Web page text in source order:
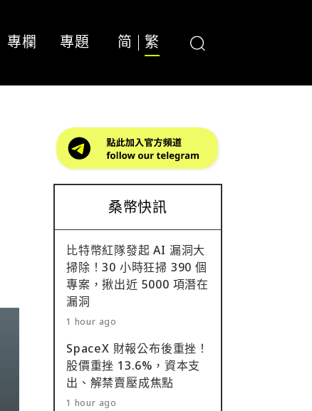
專欄 專題 简 繁
桑幣快訊
比特幣紅隊發起 AI 漏洞大
掃除！30 小時狂掃 390 個
專案，揪出近 5000 項潛在
漏洞
1 hour ago
SpaceX 財報公布後重挫！
股價重挫 13.6%，資本支
出、解禁賣壓成焦點
1 hour ago